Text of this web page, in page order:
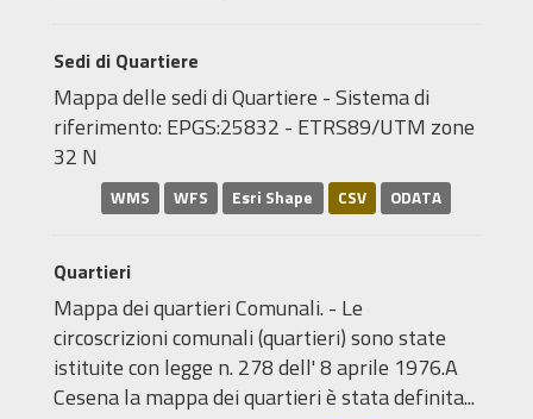
Sedi di Quartiere
Mappa delle sedi di Quartiere - Sistema di
riferimento: EPGS:25832 - ETRS89/UTM zone
32 N
WMS WFS Esri Shape CSV ODATA
Quartieri
Mappa dei quartieri Comunali. - Le
circoscrizioni comunali (quartieri) sono state
istituite con legge n. 278 dell' 8 aprile 1976.A
Cesena la mappa dei quartieri è stata definita...